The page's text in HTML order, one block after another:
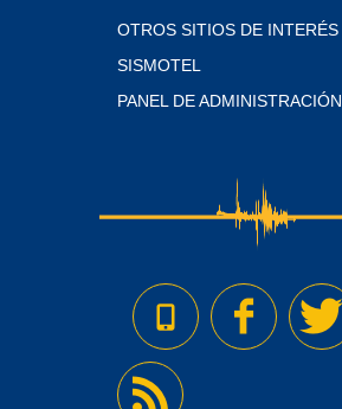
OTROS SITIOS DE INTERÉS
SISMOTEL
PANEL DE ADMINISTRACIÓN